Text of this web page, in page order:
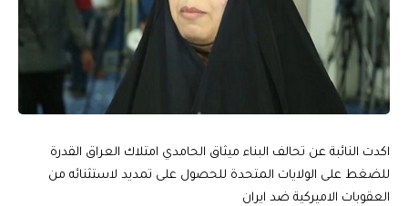
اكدت النائبة عن تحالف البناء ميثاق الحامدي امتلاك العراق القدرة
للضغط على الولايات المتحدة للحصول على تمديد لاستثنائه من
العقوبات الاميركية ضد ايران